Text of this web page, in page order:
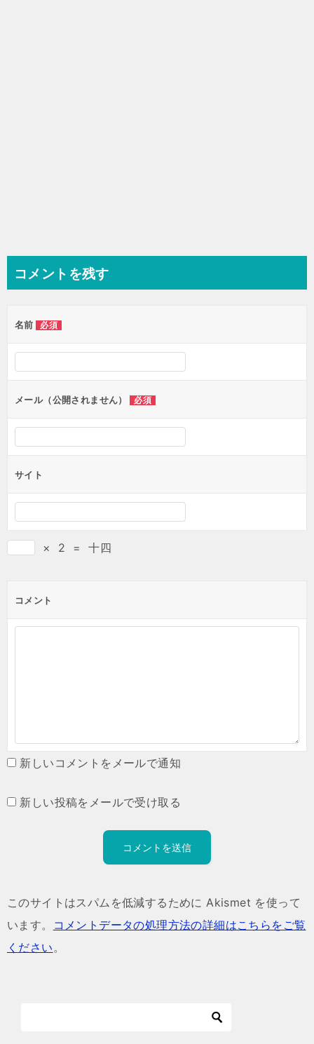
コメントを残す
名前 必須
メール（公開されません） 必須
サイト
× 2 = 十四
コメント
新しいコメントをメールで通知
新しい投稿をメールで受け取る
このサイトはスパムを低減するために Akismet を使って
います。
コメントデータの処理方法の詳細はこちらをご覧
ください。